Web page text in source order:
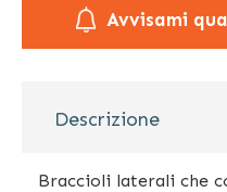
Avvisami
Descrizione
Braccioli laterali che